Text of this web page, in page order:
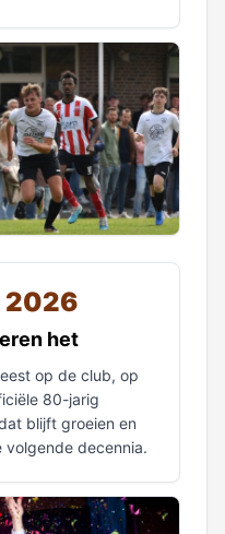
2026
het
op de club, op
80-jarig
blijft groeien en
decennia.